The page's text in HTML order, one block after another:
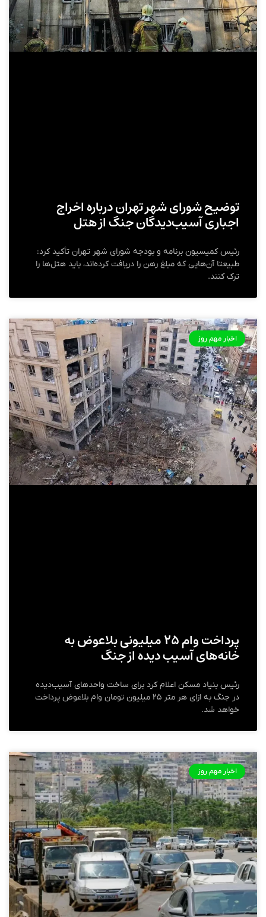
توضیح شورای شهر تهران درباره اخراج
اجباری آسیب‌دیدگان جنگ از هتل
رئیس کمیسیون برنامه و بودجه شورای شهر تهران تأکید کرد:
طبیعتا آن‌هایی که مبلغ رهن را دریافت کرده‌اند، باید هتل‌ها را
ترک کنند.
اخبار مهم روز
پرداخت وام ۲۵ میلیونی بلاعوض به
خانه‌های آسیب دیده از جنگ
رئیس بنیاد مسکن اعلام کرد برای ساخت واحدهای آسیب‌دیده
در جنگ به ازای هر متر ۲۵ میلیون تومان وام بلاعوض پرداخت
خواهد شد.
اخبار مهم روز